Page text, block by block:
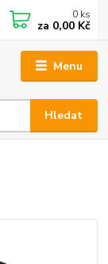
Menu
Hledat
0 ks
za 0,00 Kč